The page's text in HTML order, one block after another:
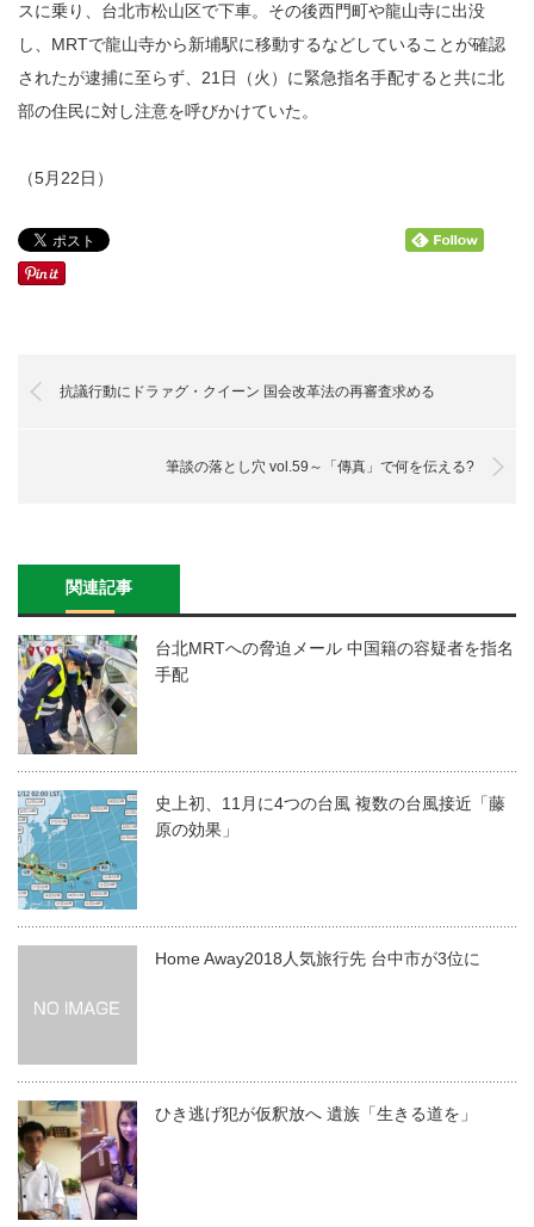
スに乗り、台北市松山区で下車。その後西門町や龍山寺に出没
し、MRTで龍山寺から新埔駅に移動するなどしていることが確認
されたが逮捕に至らず、21日（火）に緊急指名手配すると共に北
部の住民に対し注意を呼びかけていた。
（5月22日）
抗議行動にドラァグ・クイーン 国会改革法の再審査求める
筆談の落とし穴 vol.59～「傳真」で何を伝える?
関連記事
台北MRTへの脅迫メール 中国籍の容疑者を指名
手配
史上初、11月に4つの台風 複数の台風接近「藤
原の効果」
Home Away2018人気旅行先 台中市が3位に
ひき逃げ犯が仮釈放へ 遺族「生きる道を」